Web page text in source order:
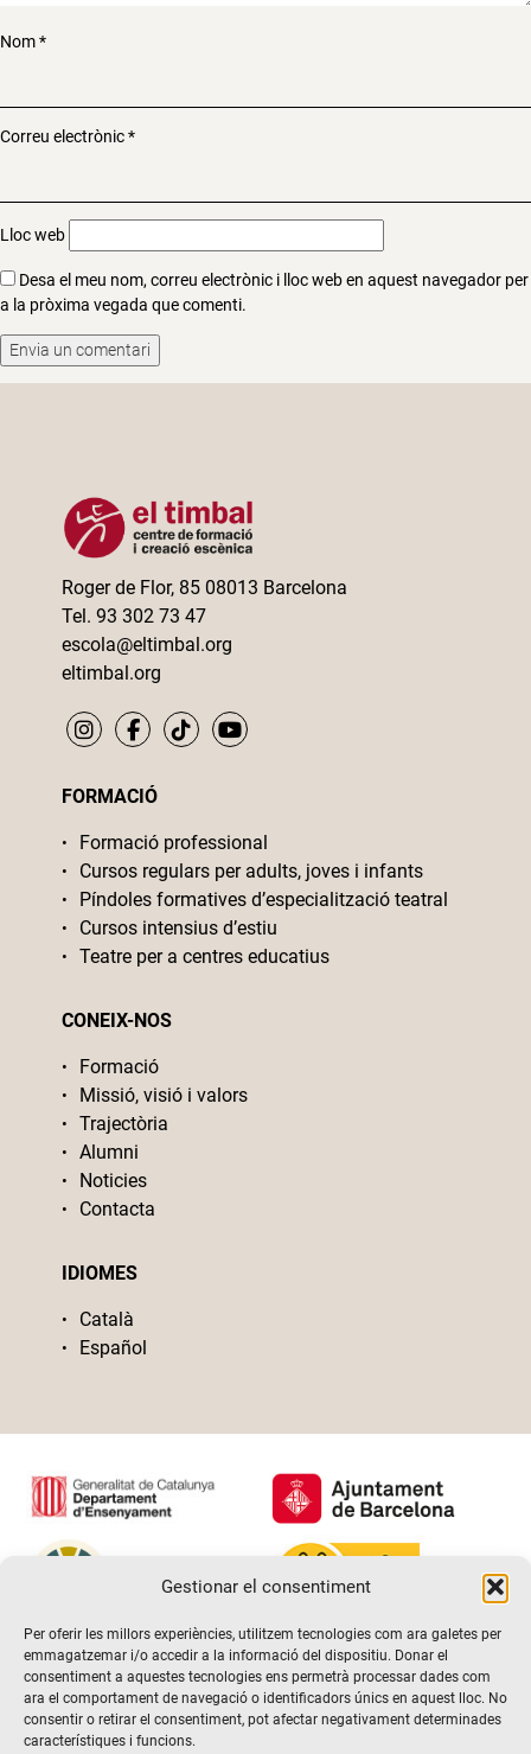
Gestionar el consentiment
Per oferir les millors experiències, utilitzem tecnologies com ara galetes per
emmagatzemar i/o accedir a la informació del dispositiu. Donar el
consentiment a aquestes tecnologies ens permetrà processar dades com
ara el comportament de navegació o identificadors únics en aquest lloc. No
consentir o retirar el consentiment, pot afectar negativament determinades
característiques i funcions.
Nom*
Correu electrònic*
Lloc web
Desa el meu nom, correu electrònic i lloc web en aquest navegador per
a la pròxima vegada que comenti.
Roger de Flor, 85 08013 Barcelona
Tel. 93 302 73 47
escola@eltimbal.org
eltimbal.org
FORMACIÓ
Formació professional
Cursos regulars per adults, joves i infants
Píndoles formatives d’especialització teatral
Cursos intensius d’estiu
Teatre per a centres educatius
CONEIX-NOS
Formació
Missió, visió i valors
Trajectòria
Alumni
Noticies
Contacta
IDIOMES
Català
Español